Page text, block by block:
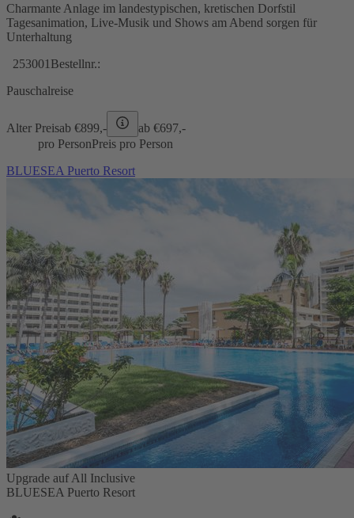
Charmante Anlage im landestypischen, kretischen Dorfstil
Tagesanimation, Live-Musik und Shows am Abend sorgen für
Unterhaltung
253001 Bestellnr.:
Pauschalreise
Alter Preisab €899,- ab €697,-
pro PersonPreis pro Person
BLUESEA Puerto Resort
Upgrade auf All Inclusive
BLUESEA Puerto Resort